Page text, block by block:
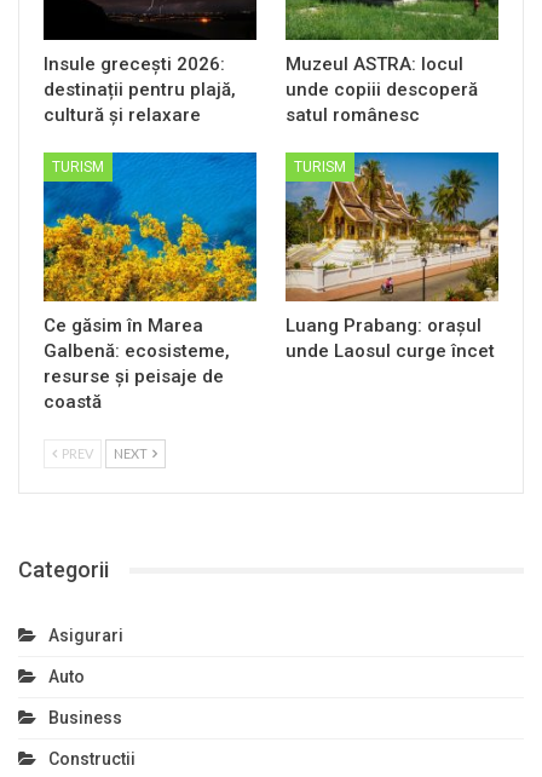
Insule grecești 2026:
destinații pentru plajă,
cultură și relaxare
Muzeul ASTRA: locul
unde copiii descoperă
satul românesc
TURISM
Ce găsim în Marea
Galbenă: ecosisteme,
resurse și peisaje de
coastă
TURISM
Luang Prabang: orașul
unde Laosul curge încet
PREV NEXT
Categorii
Asigurari
Auto
Business
Constructii